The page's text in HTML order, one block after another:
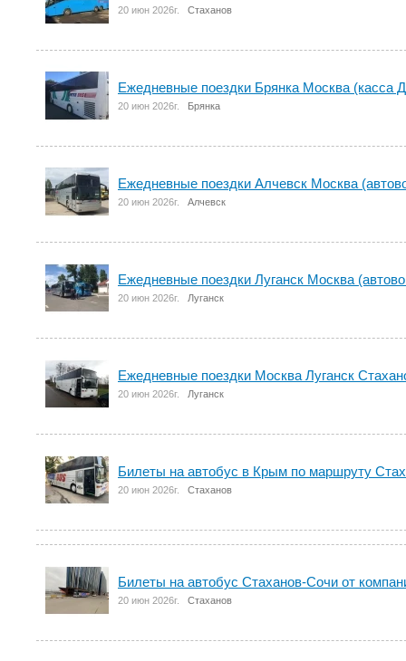
20 июн 2026г. Стаханов
Ежедневные поездки Брянка Москва (касса
20 июн 2026г. Брянка
Ежедневные поездки Алчевск Москва
20 июн 2026г. Алчевск
Ежедневные поездки Луганск Москва
20 июн 2026г. Луганск
Ежедневные поездки Москва Луганск
20 июн 2026г. Луганск
Билеты на автобус в Крым по маршруту
20 июн 2026г. Стаханов
Билеты на автобус Стаханов-Сочи от
20 июн 2026г. Стаханов